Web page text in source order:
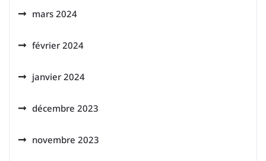
mars 2024
février 2024
janvier 2024
décembre 2023
novembre 2023